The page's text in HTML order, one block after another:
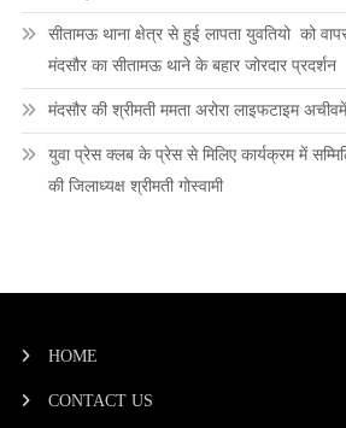
सीतामऊ थाना क्षेत्र से हुई लापता युवतियो को
मंदसौर का सीतामऊ थाने के बहार जोरदार प्रदर्शन
मंदसौर की श्रीमती ममता अरोरा लाइफटाइम
युवा प्रेस क्लब के प्रेस से मिलिए कार्यक्रम में
की जिलाध्यक्ष श्रीमती गोस्वामी
HOME
CONTACT US